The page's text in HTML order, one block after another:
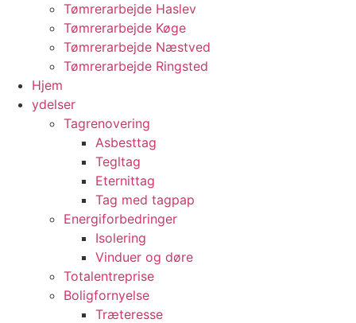
Tømrerarbejde Haslev
Tømrerarbejde Køge
Tømrerarbejde Næstved
Tømrerarbejde Ringsted
Hjem
ydelser
Tagrenovering
Asbesttag
Tegltag
Eternittag
Tag med tagpap
Energiforbedringer
Isolering
Vinduer og døre
Totalentreprise
Boligfornyelse
Træteresse